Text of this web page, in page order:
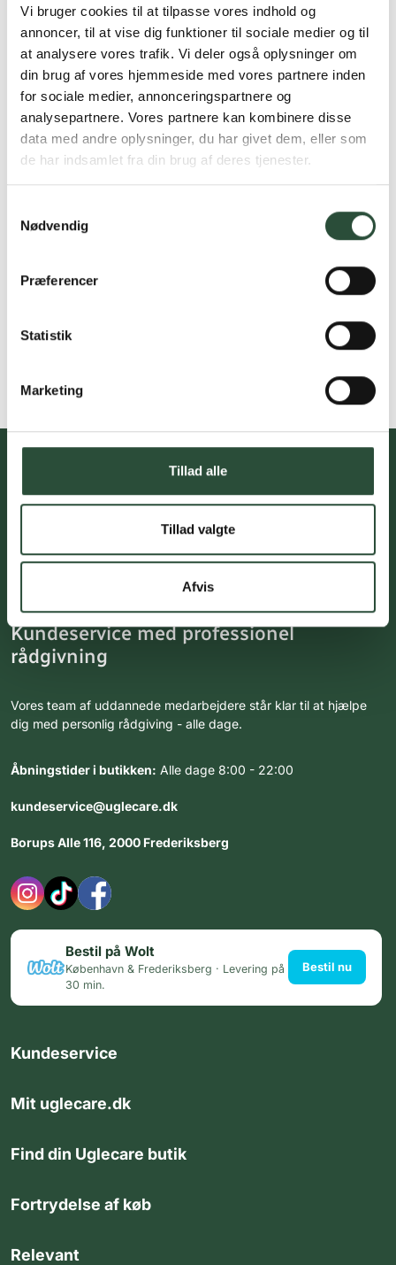
Vi bruger cookies til at tilpasse vores indhold og
annoncer, til at vise dig funktioner til sociale medier og til
at analysere vores trafik. Vi deler også oplysninger om
din brug af vores hjemmeside med vores partnere inden
for sociale medier, annonceringspartnere og
analysepartnere. Vores partnere kan kombinere disse
data med andre oplysninger, du har givet dem, eller som
de har indsamlet fra din brug af deres tjenester.
Nødvendig
Præferencer
Statistik
Marketing
Tillad alle
Tillad valgte
Afvis
Du skal acceptere cookies for at kunne tilmelde dig vores
Kundeservice med professionel
rådgivning
Vores team af uddannede medarbejdere står klar til at hjælpe
dig med personlig rådgiving - alle dage.
Åbningstider i butikken: Alle dage 8:00 - 22:00
kundeservice@uglecare.dk
Borups Alle 116, 2000 Frederiksberg
Bestil på Wolt
København & Frederiksberg · Levering på
30 min.
Bestil nu
Kundeservice
Mit uglecare.dk
Find din Uglecare butik
Fortrydelse af køb
Relevant